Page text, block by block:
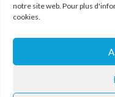
notre site web. Pour plus
cookies.
Politique de confidentialité